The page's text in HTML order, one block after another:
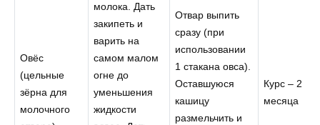
Овёс
(цельные
зёрна для
молочного
молока. Дать
закипеть и
варить на
самом малом
огне до
уменьшения
жидкости
Отвар выпить
сразу (при
использовании
1 стакана овса).
Оставшуюся
кашицу
размельчить и
Курс – 2
месяца